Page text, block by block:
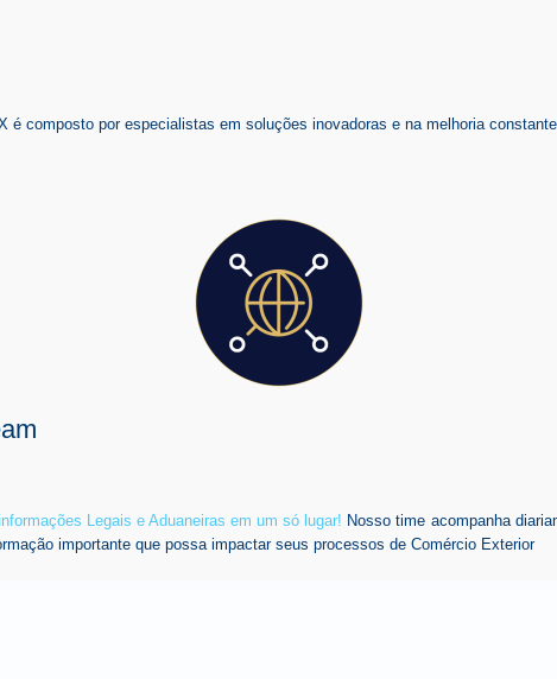
é composto por especialistas em soluções inovadoras e na melhoria
Legais e Aduaneiras em um só lugar! Nosso time acompanha
importante que possa impactar seus processos de Comércio Exterior